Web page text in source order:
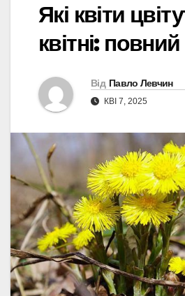
Які квіти
квітні:
Від Павло Левчин
КВІ 7, 2025